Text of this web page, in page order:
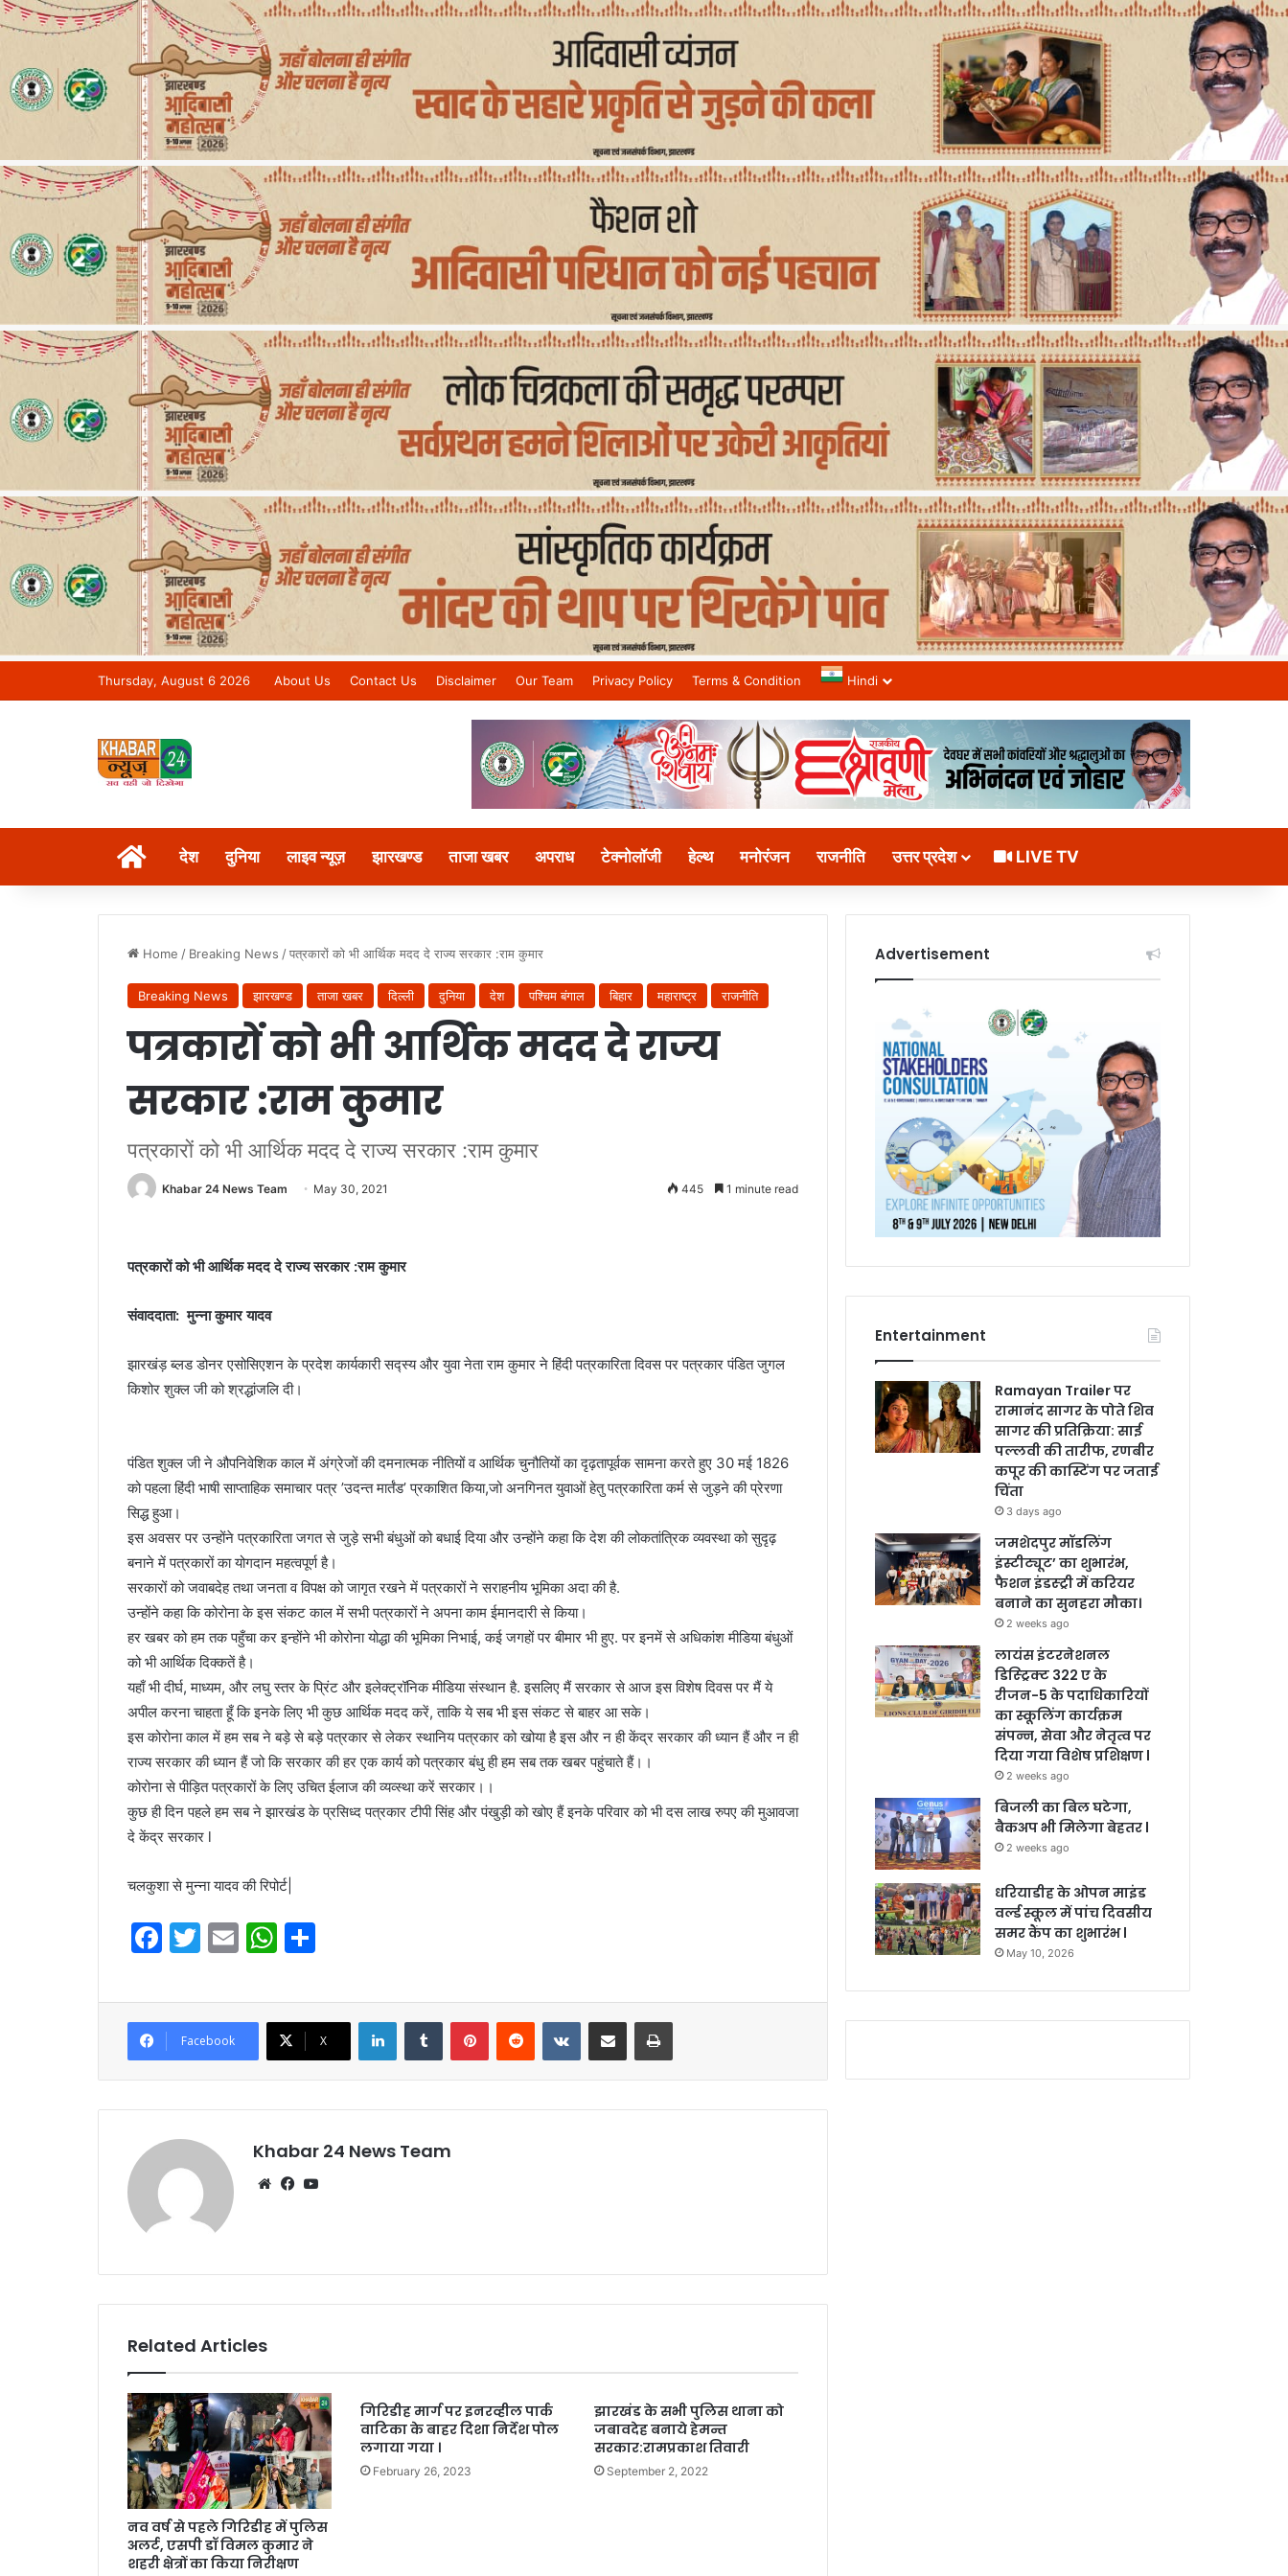
Thursday, August 6 2026 About Us Contact Us Disclaimer Our Team Privacy Policy Terms & Condition Hindi
Khabar 24 News Tv | Bihar/Jharkhand No.1 News Channel
देश दुनिया लाइव न्यूज़ झारखण्ड ताजा खबर अपराध टेक्नोलॉजी हेल्थ मनोरंजन राजनीति उत्तर प्रदेश LIVE TV
Home / Breaking News /पत्रकारों को भी आर्थिक मदद दे राज्य सरकार :राम कुमार
Breaking News झारखण्ड ताजा खबर दिल्ली दुनिया देश पश्चिम बंगाल बिहार महाराष्ट्र राजनीति
पत्रकारों को भी आर्थिक मदद दे राज्य
सरकार :राम कुमार
पत्रकारों को भी आर्थिक मदद दे राज्य सरकार :राम कुमार
Khabar 24 News Team May 30, 2021 445 1 minute read
पत्रकारों को भी आर्थिक मदद दे राज्य सरकार :राम कुमार
संवाददाता: मुन्ना कुमार यादव
झारखंड़ ब्लड डोनर एसोसिएशन के प्रदेश कार्यकारी सद्स्य और युवा नेता राम कुमार ने हिंदी पत्रकारिता दिवस पर पत्रकार पंडित जुगल
किशोर शुक्ल जी को श्रद्धांजलि दी।
पंडित शुक्ल जी ने औपनिवेशिक काल में अंग्रेजों की दमनात्मक नीतियों व आर्थिक चुनौतियों का दृढ़तापूर्वक सामना करते हुए 30 मई 1826
को पहला हिंदी भाषी साप्ताहिक समाचार पत्र ’उदन्त मार्तंड’ प्रकाशित किया,जो अनगिनत युवाओं हेतु पत्रकारिता कर्म से जुड़ने की प्रेरणा
सिद्ध हुआ।
इस अवसर पर उन्होंने पत्रकारिता जगत से जुड़े सभी बंधुओं को बधाई दिया और उन्होंने कहा कि देश की लोकतांत्रिक व्यवस्था को सुदृढ़
बनाने में पत्रकारों का योगदान महत्वपूर्ण है।
सरकारों को जवाबदेह तथा जनता व विपक्ष को जागृत रखने में पत्रकारों ने सराहनीय भूमिका अदा की है.
उन्होंने कहा कि कोरोना के इस संकट काल में सभी पत्रकारों ने अपना काम ईमानदारी से किया।
हर खबर को हम तक पहुँचा कर इन्होंने भी कोरोना योद्धा की भूमिका निभाई, कई जगहों पर बीमार भी हुए. पर इनमें से अधिकांश मीडिया बंधुओं
को भी आर्थिक दिक्कतें है।
यहाँ भी दीर्घ, माध्यम, और लघु स्तर के प्रिंट और इलेक्ट्रॉनिक मीडिया संस्थान है. इसलिए मैं सरकार से आज इस विशेष दिवस पर मैं ये
अपील करना चाहता हूँ कि इनके लिए भी कुछ आर्थिक मदद करें, ताकि ये सब भी इस संकट से बाहर आ सके।
इस कोरोना काल में हम सब ने बड़े से बड़े पत्रकार से लेकर स्थानिय पत्रकार को खोया है इस और न ही केंद्र सरकार की ध्यान हैं और न ही
राज्य सरकार की ध्यान हैं जो कि सरकार की हर एक कार्य को पत्रकार बंधु ही हम सब तक खबर पहुंचाते हैं।।
कोरोना से पीड़ित पत्रकारों के लिए उचित ईलाज की व्यव्स्था करें सरकार।।
कुछ ही दिन पहले हम सब ने झारखंड के प्रसिध्द पत्रकार टीपी सिंह और पंखुड़ी को खोए हैं इनके परिवार को भी दस लाख रुपए की मुआवजा
दे केंद्र सरकार l
चलकुशा से मुन्ना यादव की रिपोर्ट|
F
c
e
b
o
o
k
T
itt
er
E
ai
l
W
at
s
A
p
p
ar
e
Facebook X
LinkedInTumblr PinterestReddit VKontakteShare via Email Print
Khabar 24 News Team
WebsiteFacebook
Related Articles
नव वर्ष से पहले गिरिडीह में पुलिस
अलर्ट, एसपी डॉ विमल कुमार ने
शहरी क्षेत्रों का किया निरीक्षण
गिरिडीह मार्ग पर इनरव्हील पार्क
वाटिका के बाहर दिशा निर्देश पोल
लगाया गया ।
February 26, 2023
झारखंड के सभी पुलिस थाना को
जबावदेह बनाये हेमन्त
सरकार:रामप्रकाश तिवारी
September 2, 2022
Advertisement
Entertainment
Ramayan Trailer पर
रामानंद सागर के पोते शिव
सागर की प्रतिक्रिया: साई
पल्लवी की तारीफ, रणबीर
कपूर की कास्टिंग पर जताई
चिंता
3 days ago
जमशेदपुर मॉडलिंग
इंस्टीट्यूट’ का शुभारंभ,
फैशन इंडस्ट्री में करियर
बनाने का सुनहरा मौका।
2 weeks ago
लायंस इंटरनेशनल
डिस्ट्रिक्ट 322 ए के
रीजन-5 के पदाधिकारियों
का स्कूलिंग कार्यक्रम
संपन्न, सेवा और नेतृत्व पर
दिया गया विशेष प्रशिक्षण l
2 weeks ago
बिजली का बिल घटेगा,
बैकअप भी मिलेगा बेहतर l
2 weeks ago
धरियाडीह के ओपन माइंड
वर्ल्ड स्कूल में पांच दिवसीय
समर कैंप का शुभारंभ l
May 10, 2026